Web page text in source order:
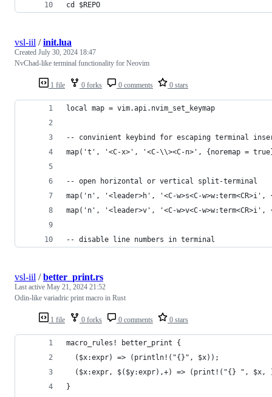
cd $REPO
1 file 0 forks 0 comments 0 stars
vsl-iil /init.lua
Created July 30, 2024 18:47
NvChad-like terminal functionality for Neovim
local map = vim.api.nvim_set_keymap
-- convinient keybind for escaping terminal
map('t', '<C-x>', '<C-\\><C-n>', {noremap =
-- open horizontal or vertical split-terminal
map('n', '<leader>h', '<C-w>s<C-w>w:term<CR>i',
map('n', '<leader>v', '<C-w>v<C-w>w:term<CR>i',
-- disable line numbers in terminal
1 file 0 forks 0 comments 0 stars
vsl-iil /better_print.rs
Last active May 21, 2024 21:52
Odin-like variadric print macro in Rust
macro_rules! better_print {
  ($x:expr) => (println!("{}", $x));
($x:expr, $($y:expr),+) => (print!("{} ", $x,
}